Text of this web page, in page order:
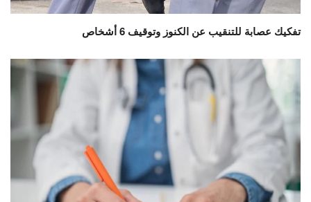
تفكيك عصابة للتنقيب عن الكنوز وتوقيف 6 أشخاص